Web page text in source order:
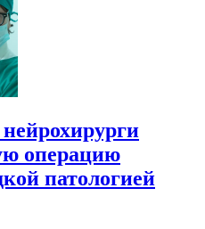
операцию
патологией